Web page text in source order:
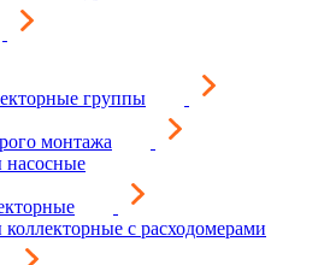
группы
монтажа
с расходомерами